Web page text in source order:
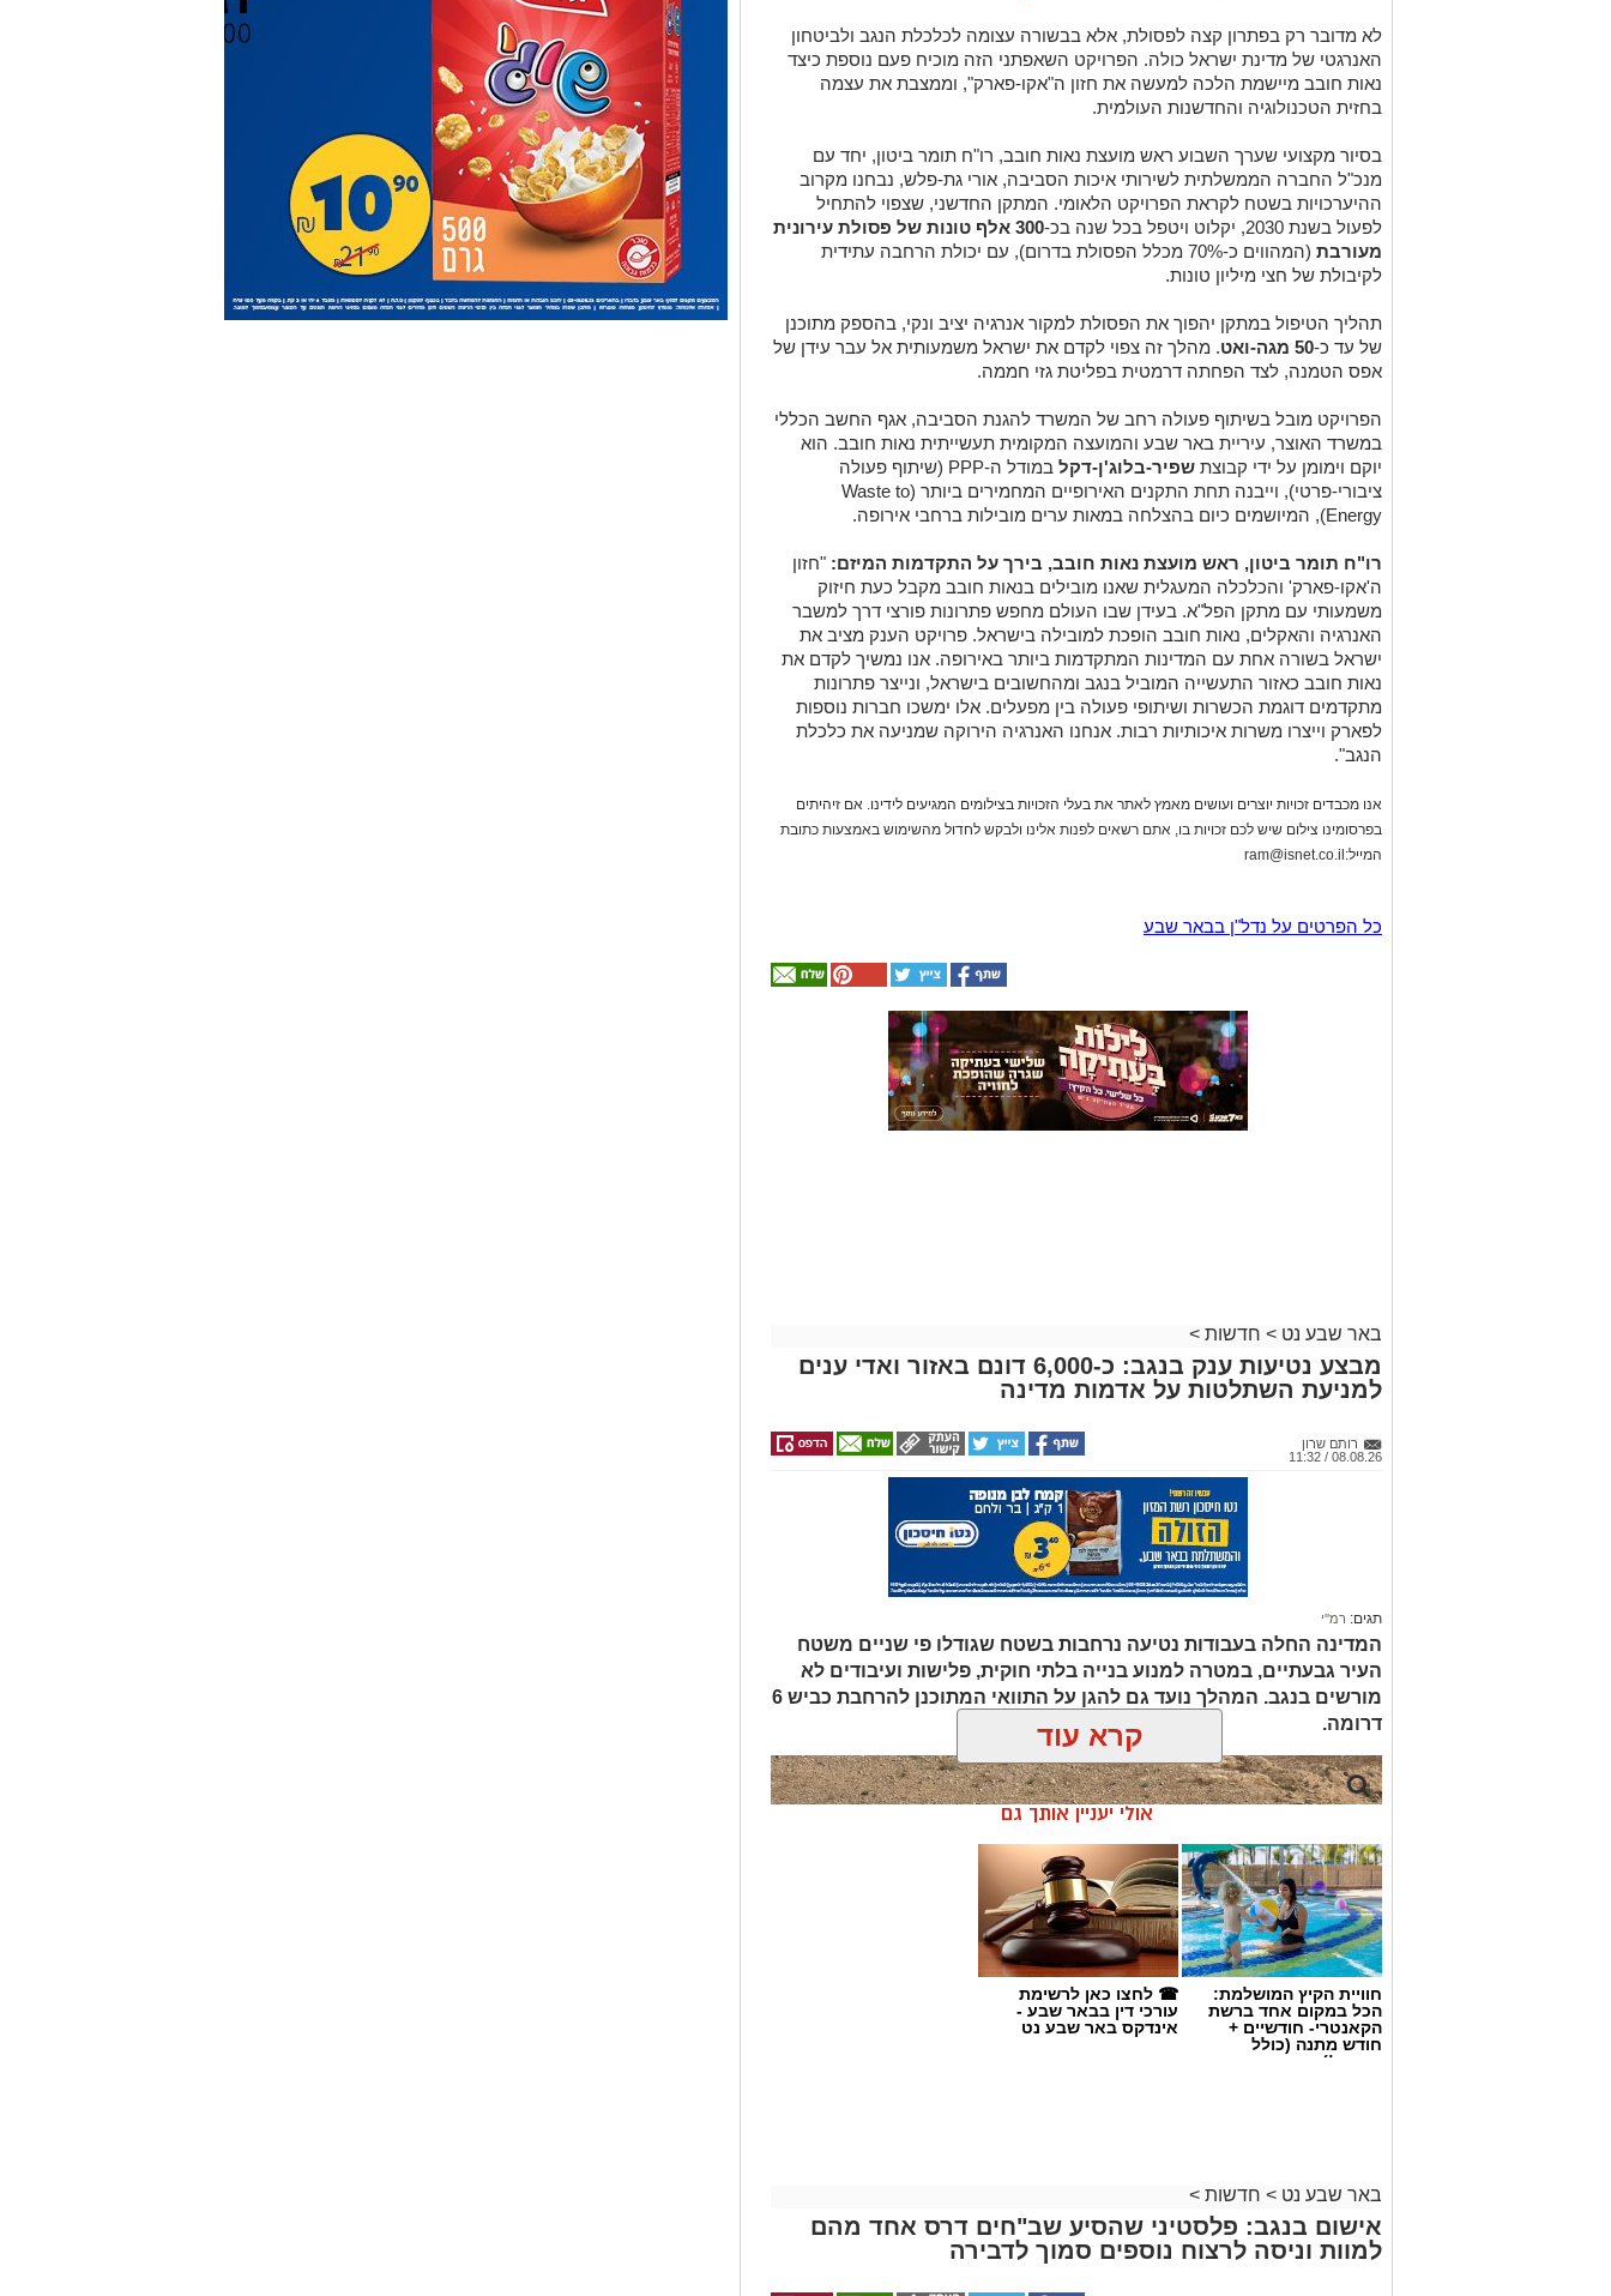
לא מדובר רק בפתרון קצה לפסולת, אלא בבשורה עצומה לכלכלת הנגב ולביטחון
האנרגטי של מדינת ישראל כולה. הפרויקט השאפתני הזה מוכיח פעם נוספת כיצד
נאות חובב מיישמת הלכה למעשה את חזון ה"אקו-פארק", וממצבת את עצמה
בחזית הטכנולוגיה והחדשנות העולמית.
בסיור מקצועי שערך השבוע ראש מועצת נאות חובב, רו"ח תומר ביטון, יחד עם
מנכ"ל החברה הממשלתית לשירותי איכות הסביבה, אורי גת-פלש, נבחנו מקרוב
ההיערכויות בשטח לקראת הפרויקט הלאומי. המתקן החדשני, שצפוי להתחיל
לפעול בשנת 2030, יקלוט ויטפל בכל שנה בכ-
300 אלף טונות של פסולת עירונית
מעורבת
(המהווים כ-70% מכלל הפסולת בדרום), עם יכולת הרחבה עתידית
לקיבולת של חצי מיליון טונות.
תהליך הטיפול במתקן יהפוך את הפסולת למקור אנרגיה יציב ונקי, בהספק מתוכנן
של עד כ-50 מגה-ואט
. מהלך זה צפוי לקדם את ישראל משמעותית אל עבר עידן של
אפס הטמנה, לצד הפחתה דרמטית בפליטת גזי חממה.
הפרויקט מובל בשיתוף פעולה רחב של המשרד להגנת הסביבה, אגף החשב הכללי
במשרד האוצר, עיריית באר שבע והמועצה המקומית תעשייתית נאות חובב. הוא
יוקם וימומן על ידי קבוצת שפיר-בלוג'ן-דקל
במודל ה-PPP (שיתוף פעולה
ציבורי-פרטי), וייבנה תחת התקנים האירופיים המחמירים ביותר (Waste to
Energy), המיושמים כיום בהצלחה במאות ערים מובילות ברחבי אירופה.
רו"ח תומר ביטון, ראש מועצת נאות חובב, בירך על התקדמות המיזם: "חזון
ה'אקו-פארק' והכלכלה המעגלית שאנו מובילים בנאות חובב מקבל כעת חיזוק
משמעותי עם מתקן הפל"א. בעידן שבו העולם מחפש פתרונות פורצי דרך למשבר
האנרגיה והאקלים, נאות חובב הופכת למובילה בישראל. פרויקט הענק מציב את
ישראל בשורה אחת עם המדינות המתקדמות ביותר באירופה. אנו נמשיך לקדם את
נאות חובב כאזור התעשייה המוביל בנגב ומהחשובים בישראל, ונייצר פתרונות
מתקדמים דוגמת הכשרות ושיתופי פעולה בין מפעלים. אלו ימשכו חברות נוספות
לפארק וייצרו משרות איכותיות רבות. אנחנו האנרגיה הירוקה שמניעה את כלכלת
הנגב".
אנו מכבדים זכויות יוצרים ועושים מאמץ לאתר את בעלי הזכויות בצילומים המגיעים לידינו. אם זיהיתים
בפרסומינו צילום שיש לכם זכויות בו, אתם רשאים לפנות אלינו ולבקש לחדול מהשימוש באמצעות כתובת
המייל: ram@isnet.co.il
כל הפרטים על נדל"ן בבאר שבע
באר שבע נט > חדשות >
מבצע נטיעות ענק בנגב: כ-6,000 דונם באזור ואדי ענים
למניעת השתלטות על אדמות מדינה
רותם שרון
08.08.26 / 11:32
תגים: רמ''י
המדינה החלה בעבודות נטיעה נרחבות בשטח שגודלו פי שניים משטח
העיר גבעתיים, במטרה למנוע בנייה בלתי חוקית, פלישות ועיבודים לא
מורשים בנגב. המהלך נועד גם להגן על התוואי המתוכנן להרחבת כביש 6
דרומה.
קרא עוד
אולי יעניין אותך גם
חוויית הקיץ המושלמת:
הכל במקום אחד ברשת
הקאנטרי- חודשיים +
חודש מתנה (כולל
החגים!)
☎ לחצו כאן לרשימת
עורכי דין בבאר שבע -
אינדקס באר שבע נט
באר שבע נט > חדשות >
אישום בנגב: פלסטיני שהסיע שב"חים דרס אחד מהם
למוות וניסה לרצוח נוספים סמוך לדבירה